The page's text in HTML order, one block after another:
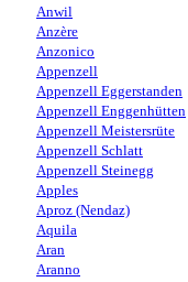
Anwil
Anzère
Anzonico
Appenzell
Appenzell Eggerstanden
Appenzell Enggenhütten
Appenzell Meistersrüte
Appenzell Schlatt
Appenzell Steinegg
Apples
Aproz (Nendaz)
Aquila
Aran
Aranno